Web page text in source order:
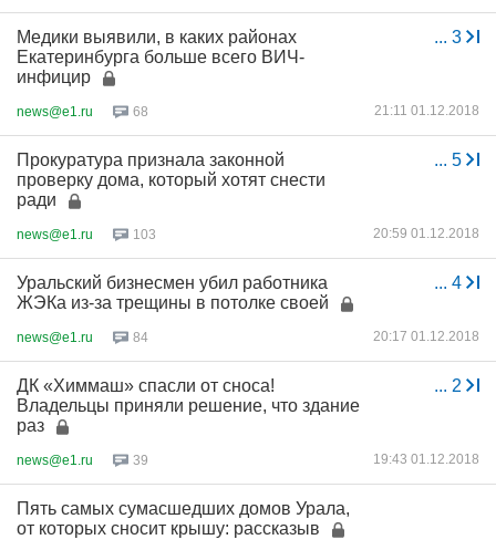
... 3
Медики выявили, в каких районах
Екатеринбурга больше всего ВИЧ-
инфицир
news@e1.ru 68 21:11 01.12.2018
... 5
Прокуратура признала законной
проверку дома, который хотят снести
ради
news@e1.ru 103 20:59 01.12.2018
... 4
Уральский бизнесмен убил работника
ЖЭКа из-за трещины в потолке своей
news@e1.ru 84 20:17 01.12.2018
... 2
ДК «Химмаш» спасли от сноса!
Владельцы приняли решение, что здание
раз
news@e1.ru 39 19:43 01.12.2018
Пять самых сумасшедших домов Урала,
от которых сносит крышу: рассказыв